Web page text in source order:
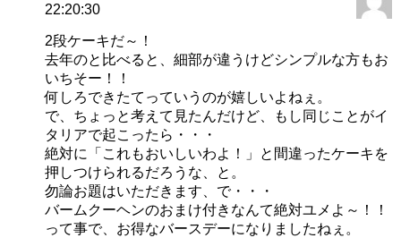
22:20:30
2段ケーキだ～！
去年のと比べると、細部が違うけどシンプルな方もお
いちそー！！
何しろできたてっていうのが嬉しいよねぇ。
で、ちょっと考えて見たんだけど、もし同じことがイ
タリアで起こったら・・・
絶対に「これもおいしいわよ！」と間違ったケーキを
押しつけられるだろうな、と。
勿論お題はいただきます、で・・・
バームクーヘンのおまけ付きなんて絶対ユメよ～！！
って事で、お得なバースデーになりましたねぇ。